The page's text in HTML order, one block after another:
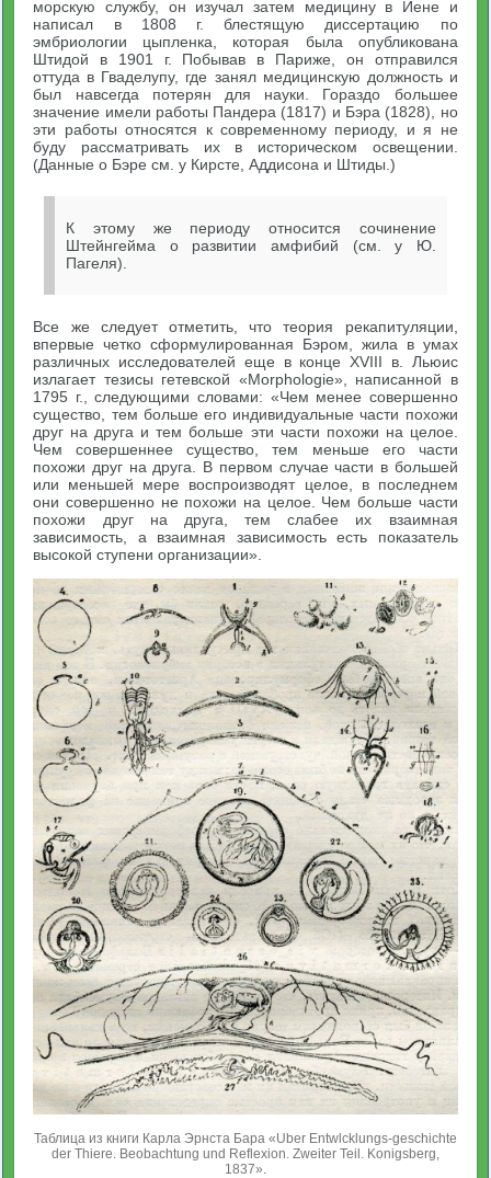
морскую службу, он изучал затем медицину в Иене и
написал в 1808 г. блестящую диссертацию по
эмбриологии цыпленка, которая была опубликована
Штидой в 1901 г. Побывав в Париже, он отправился
оттуда в Гваделупу, где занял медицинскую должность и
был навсегда потерян для науки. Гораздо большее
значение имели работы Пандера (1817) и Бэра (1828), но
эти работы относятся к современному периоду, и я не
буду рассматривать их в историческом освещении.
(Данные о Бэре см. у Кирсте, Аддисона и Штиды.)
К этому же периоду относится сочинение
Штейнгейма о развитии амфибий (см. у Ю.
Пагеля).
Все же следует отметить, что теория рекапитуляции,
впервые четко сформулированная Бэром, жила в умах
различных исследователей еще в конце XVIII в. Льюис
излагает тезисы гетевской «Morphologie», написанной в
1795 г., следующими словами: «Чем менее совершенно
существо, тем больше его индивидуальные части похожи
друг на друга и тем больше эти части похожи на целое.
Чем совершеннее существо, тем меньше его части
похожи друг на друга. В первом случае части в большей
или меньшей мере воспроизводят целое, в последнем
они совершенно не похожи на целое. Чем больше части
похожи друг на друга, тем слабее их взаимная
зависимость, а взаимная зависимость есть показатель
высокой ступени организации».
Таблица из книги Карла Эрнста Бара «Uber Entwlcklungs-geschichte
der Thiere. Beobachtung und Reflexion. Zweiter Teil. Konigsberg,
1837».